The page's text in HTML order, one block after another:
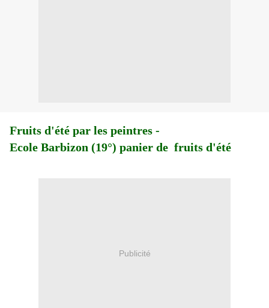
Fruits d'été par les peintres -
Ecole Barbizon (19°) panier de fruits d'été
Publicité